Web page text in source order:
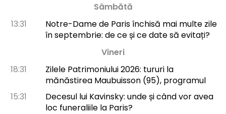
Sâmbătă
13:31
Notre-Dame de Paris închisă mai multe zile
în septembrie: de ce și ce date să evitați?
Vineri
18:31
Zilele Patrimoniului 2026: tururi la
mănăstirea Maubuisson (95), programul
15:31
Decesul lui Kavinsky: unde și când vor avea
loc funeraliile la Paris?